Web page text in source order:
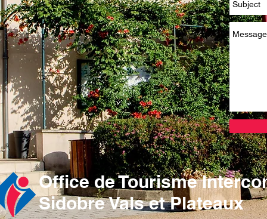
Office de Tourisme
Sidobre Vals et Plateaux